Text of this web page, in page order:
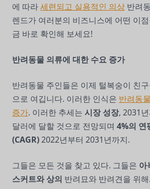
에 따라세련되고 실용적인 의상 반려
렌드가 여러분의 비즈니스에 어떤 이
금 바로 확인해 보세요!
반려동물 의류에 대한 수요 증가
반려동물 주인들은 이제 털복숭이 친
으로 여깁니다. 이러한 인식은 반려동
증가. 이러한 추세는 시장 성장, 2031
달러에 달할 것으로 전망되며 4%의 연
(CAGR)2022년부터 2031년까지.
그들은 모든 것을 찾고 있다. 그들은 아
스커트와 상의 반려묘와 반려견을 위